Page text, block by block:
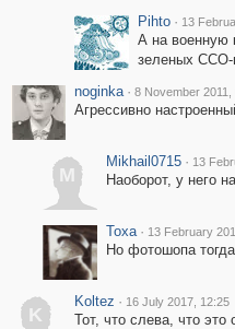
Pihto · 13
А на военную
зеленых
noginka · 8 November 2011,
Агрессивно
M
Mikhail0715 · 13
Наоборот, у него
Toxa · 13 February
Но фотошопа
K
Koltez · 16 July 2017, 12:25
Тот, что слева, что